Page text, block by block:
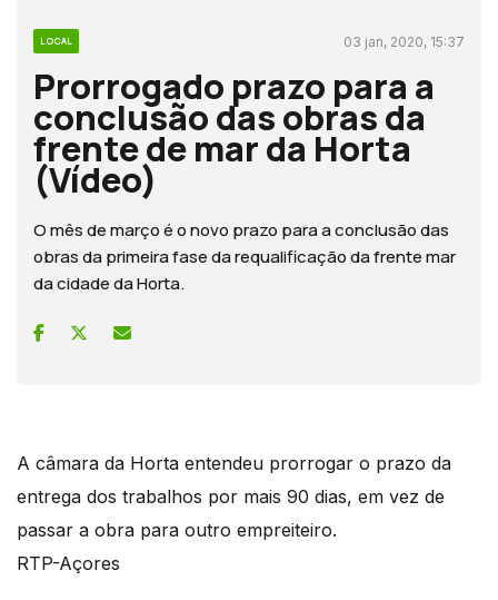
LOCAL 03 jan, 2020, 15:37
Prorrogado prazo para a
conclusão das obras da
frente de mar da Horta
(Vídeo)
O mês de março é o novo prazo para a conclusão das
obras da primeira fase da requalificação da frente mar
da cidade da Horta.
A câmara da Horta entendeu prorrogar o prazo da
entrega dos trabalhos por mais 90 dias, em vez de
passar a obra para outro empreiteiro.
RTP-Açores